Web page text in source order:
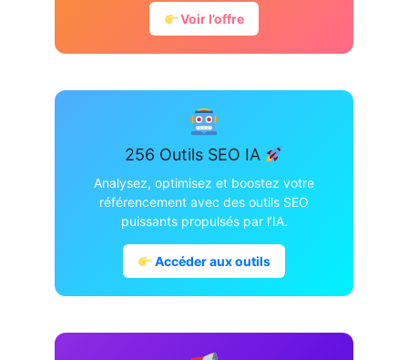
Voir l’offre
256 Outils SEO IA
Analysez, optimisez et boostez votre
référencement avec des outils SEO
puissants propulsés par l’IA.
Accéder aux outils